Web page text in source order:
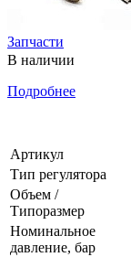
Запчасти
В наличии
Подробнее
Артикул
Тип регулятора
Объем /
Типоразмер
Номинальное
давление, бар